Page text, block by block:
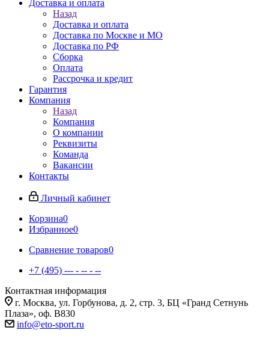
Доставка и оплата
Назад
Доставка и оплата
Доставка по Москве и МО
Доставка по РФ
Сборка
Оплата
Рассрочка и кредит
Гарантия
Компания
Назад
Компания
О компании
Реквизиты
Команда
Вакансии
Контакты
Личный кабинет
Корзина0
Избранное0
Сравнение товаров0
+7 (495) --- - -- - --
Контактная информация
г. Москва, ул. Горбунова, д. 2, стр. 3, БЦ «Гранд Сетнунь
Плаза», оф. В830
info@eto-sport.ru